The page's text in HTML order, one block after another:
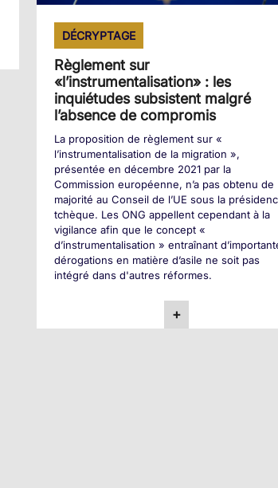
DÉCRYPTAGE
Règlement sur
«l’instrumentalisation» : les
inquiétudes subsistent malgré
l’absence de compromis
La proposition de règlement sur «
l’instrumentalisation de la migration »,
présentée en décembre 2021 par la
Commission européenne, n’a pas obtenu de
majorité au Conseil de l’UE sous la
tchèque. Les ONG appellent cependant à la
vigilance afin que le concept «
d’instrumentalisation » entraînant
dérogations en matière d’asile ne soit pas
intégré dans d'autres réformes.
+